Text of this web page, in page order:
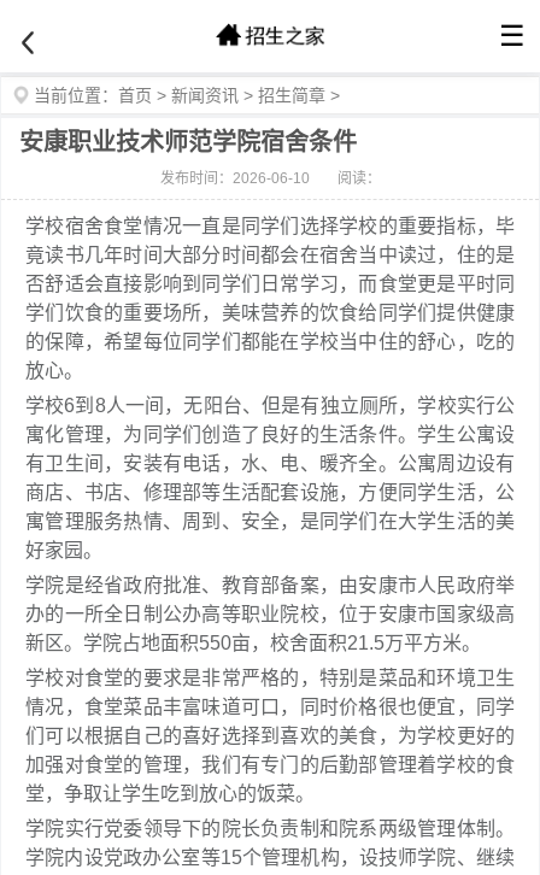
☰
当前位置： 首页 > 新闻资讯 > 招生简章 >
安康职业技术师范学院宿舍条件
发布时间：2026-06-10 阅读：
学校宿舍食堂情况一直是同学们选择学校的重要指标，毕
竟读书几年时间大部分时间都会在宿舍当中读过，住的是
否舒适会直接影响到同学们日常学习，而食堂更是平时同
学们饮食的重要场所，美味营养的饮食给同学们提供健康
的保障，希望每位同学们都能在学校当中住的舒心，吃的
放心。
学校6到8人一间，无阳台、但是有独立厕所，学校实行公
寓化管理，为同学们创造了良好的生活条件。学生公寓设
有卫生间，安装有电话，水、电、暖齐全。公寓周边设有
商店、书店、修理部等生活配套设施，方便同学生活，公
寓管理服务热情、周到、安全，是同学们在大学生活的美
好家园。
学院是经省政府批准、教育部备案，由安康市人民政府举
办的一所全日制公办高等职业院校，位于安康市国家级高
新区。学院占地面积550亩，校舍面积21.5万平方米。
学校对食堂的要求是非常严格的，特别是菜品和环境卫生
情况，食堂菜品丰富味道可口，同时价格很也便宜，同学
们可以根据自己的喜好选择到喜欢的美食，为学校更好的
加强对食堂的管理，我们有专门的后勤部管理着学校的食
堂，争取让学生吃到放心的饭菜。
学院实行党委领导下的院长负责制和院系两级管理体制。
学院内设党政办公室等15个管理机构，设技师学院、继续